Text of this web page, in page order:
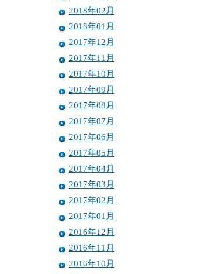
2018年02月
2018年01月
2017年12月
2017年11月
2017年10月
2017年09月
2017年08月
2017年07月
2017年06月
2017年05月
2017年04月
2017年03月
2017年02月
2017年01月
2016年12月
2016年11月
2016年10月